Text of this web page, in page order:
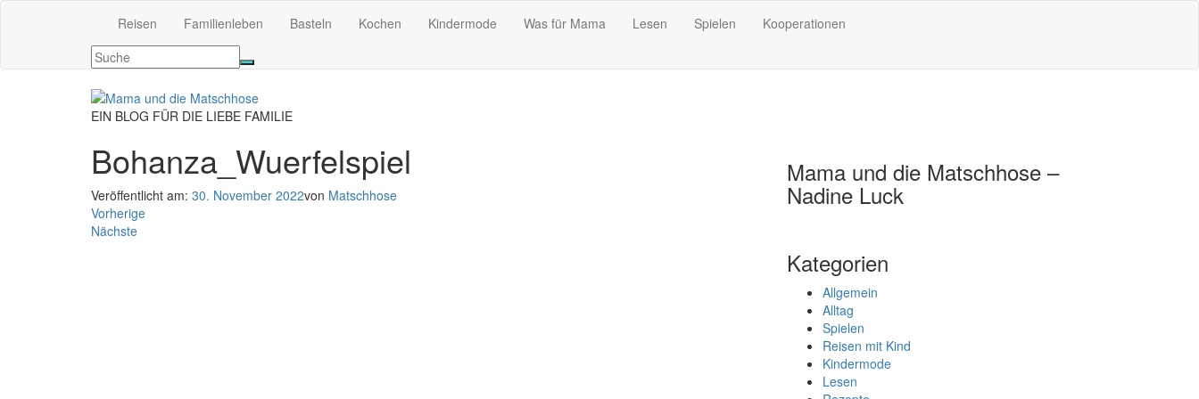
Reisen Familienleben Basteln Kochen Kindermode Was für Mama Lesen Spielen Kooperationen
EIN BLOG FÜR DIE LIEBE FAMILIE
Bohanza_Wuerfelspiel
Veröffentlicht am: 30. November 2022von Matschhose
Vorherige
Nächste
Mama und die Matschhose –
Nadine Luck
Kategorien
Allgemein
Alltag
Spielen
Reisen mit Kind
Kindermode
Lesen